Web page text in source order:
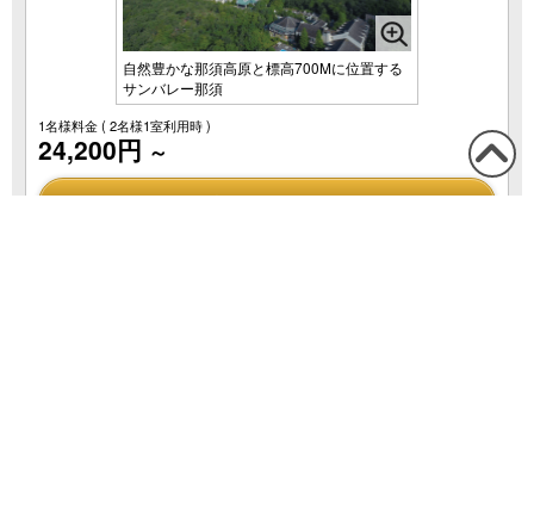
自然豊かな那須高原と標高700Mに位置する
サンバレー那須
1名様料金( 2名様1室利用時 )
24,200円 ～
詳細/ご予約
この